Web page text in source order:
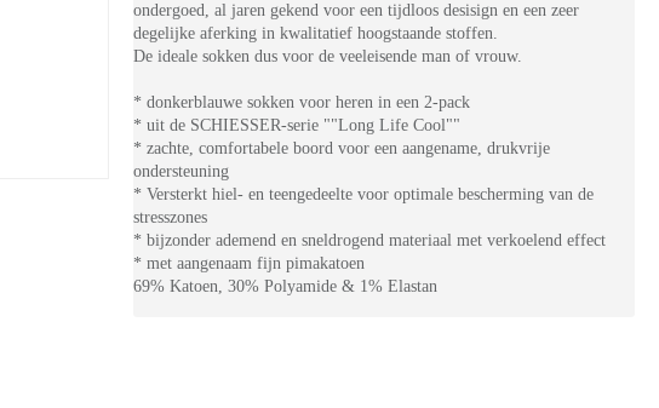
ondergoed, al jaren gekend voor een tijdloos desisign en een zeer
degelijke aferking in kwalitatief hoogstaande stoffen.
De ideale sokken dus voor de veeleisende man of vrouw.
* donkerblauwe sokken voor heren in een 2-pack
* uit de SCHIESSER-serie ""Long Life Cool""
* zachte, comfortabele boord voor een aangename, drukvrije
ondersteuning
* Versterkt hiel- en teengedeelte voor optimale bescherming van de
stresszones
* bijzonder ademend en sneldrogend materiaal met verkoelend effect
* met aangenaam fijn pimakatoen
69% Katoen, 30% Polyamide & 1% Elastan